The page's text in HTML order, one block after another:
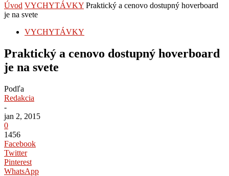
Úvod VYCHYTÁVKY Praktický a cenovo dostupný hoverboard
je na svete
VYCHYTÁVKY
Praktický a cenovo dostupný hoverboard
je na svete
Podľa
Redakcia
-
jan 2, 2015
0
1456
Facebook
Twitter
Pinterest
WhatsApp